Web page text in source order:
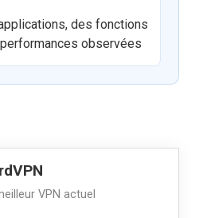
des fonctions
observées
VPN actuel